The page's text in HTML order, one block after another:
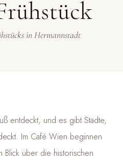
in Hermannstadt
entdeckt, und es gibt Städte,
Im Café Wien beginnen
über die historischen